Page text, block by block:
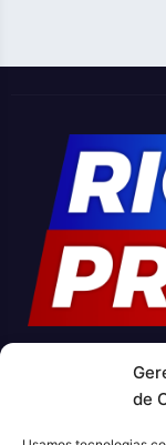
de
O Jornal Rio
impresso que